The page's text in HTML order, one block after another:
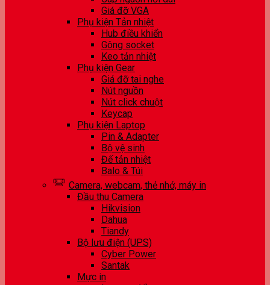
Giá đỡ VGA
Phụ kiện Tản nhiệt
Hub điều khiển
Gông socket
Keo tản nhiệt
Phụ kiện Gear
Giá đỡ tai nghe
Nút nguồn
Nút click chuột
Keycap
Phụ kiện Laptop
Pin & Adapter
Bộ vệ sinh
Đế tản nhiệt
Balo & Túi
Camera, webcam, thẻ nhớ, máy in
Đầu thu Camera
Hikvision
Dahua
Tiandy
Bộ lưu điện (UPS)
Cyber Power
Santak
Mực in